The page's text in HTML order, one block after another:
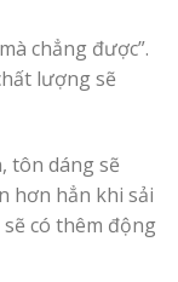
chẳng được”.
lượng sẽ
tôn dáng sẽ
hơn hẳn khi sải
có thêm động